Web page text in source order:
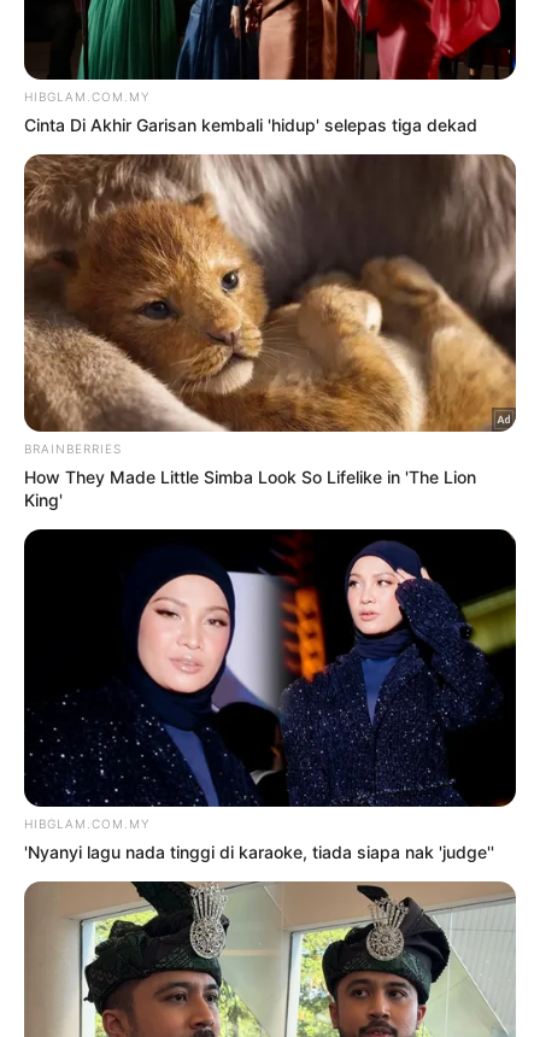
LEGENDA ULEK MAYANG KE
LAYAR LEBAR
olehMOHAMMAD SHAHEMY AZMI
4
Oktober 2023
TERKINI
‘Nyanyi lagu nada tinggi di
karaoke, tiada siapa nak ‘judge”
8 Ogos 2026